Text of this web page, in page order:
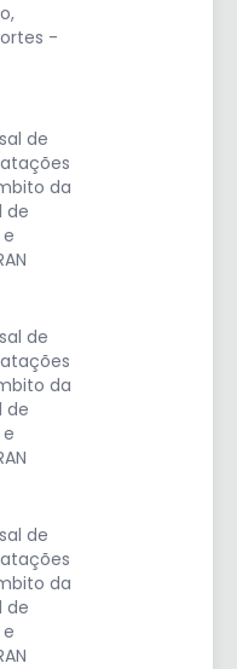
-
de
da
de
de
da
de
de
da
de